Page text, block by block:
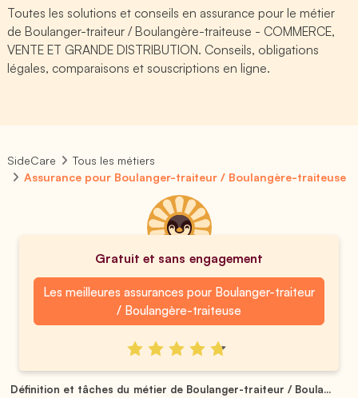
Toutes les solutions et conseils en assurance pour le métier
de Boulanger-traiteur / Boulangère-traiteuse - COMMERCE,
VENTE ET GRANDE DISTRIBUTION. Conseils, obligations
légales, comparaisons et souscriptions en ligne.
SideCare
Tous les métiers
Assurance pour Boulanger-traiteur / Boulangère-traiteuse
Gratuit et sans engagement
Les meilleures assurances pour Boulanger-traiteur
/ Boulangère-traiteuse
Définition et tâches du métier de Boulanger-traiteur / Boula...